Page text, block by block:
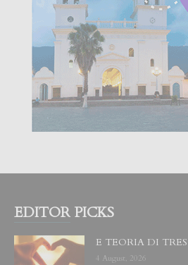
EDITOR PICKS
E TEORIA DI
4 August, 2026